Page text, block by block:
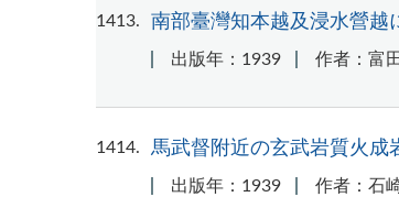
1413 南部臺灣知本越及浸水營越
出版年：1939 作者：富
1414 馬武督附近の玄武岩質火成
出版年：1939 作者：石